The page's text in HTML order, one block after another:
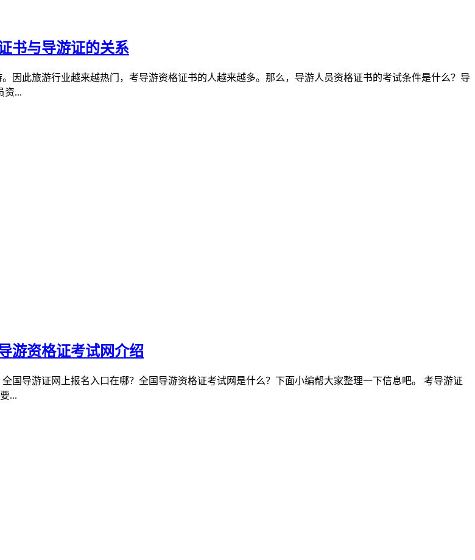
书与导游证的关系
因此旅游行业越来越热门，考导游资格证书的人越来越多。那么，导游人员资格证书的考试条件是什么？导
资...
游资格证考试网介绍
国导游证网上报名入口在哪？全国导游资格证考试网是什么？下面小编帮大家整理一下信息吧。 考导游证
...